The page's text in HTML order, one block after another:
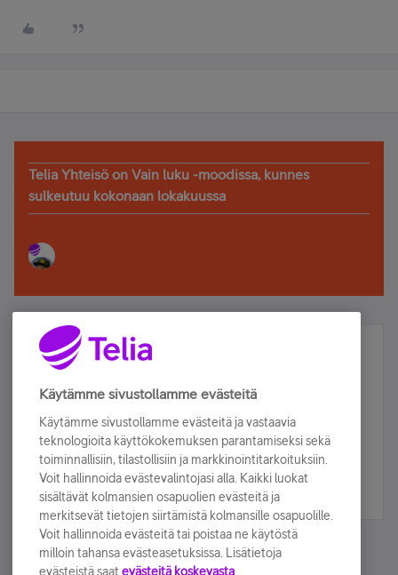
Telia Yhteisö on Vain luku -moodissa, kunnes
sulkeutuu kokonaan lokakuussa
Älä jää paitsi – osallistu ja voita!
Tilaa Telian uutiskirje ja olet mukana arvonnassa.
sähköpostiisi.
Tilaa nyt
Käytämme sivustollamme evästeitä
Käytämme sivustollamme evästeitä ja vastaavia
teknologioita käyttökokemuksen parantamiseksi sekä
toiminnallisiin, tilastollisiin ja markkinointitarkoituksiin.
Voit hallinnoida evästevalintojasi alla. Kaikki luokat
sisältävät kolmansien osapuolien evästeitä ja
merkitsevät tietojen siirtämistä kolmansille osapuolille.
Voit hallinnoida evästeitä tai poistaa ne käytöstä
milloin tahansa evästeasetuksissa. Lisätietoja
evästeistä saat evästeitä koskevasta